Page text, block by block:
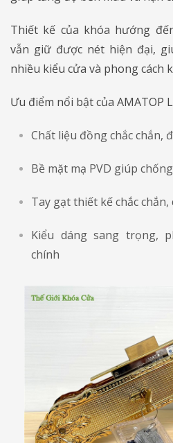
Thiết kế của khóa hướng
vẫn giữ được nét hiện đại,
nhiều kiểu cửa và phong cách
Ưu điểm nổi bật của AMATOP
Chất liệu đồng chắc chắn,
Bề mặt mạ PVD giúp
Tay gạt thiết kế chắc
Kiểu dáng sang trọng,
chính